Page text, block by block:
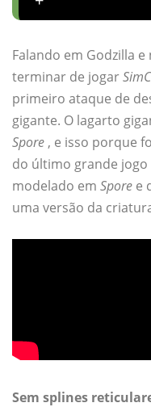
Falando em Godzilla
terminar de jogar
primeiro ataque de
gigante. O lagarto
Spore , e isso porque
do último grande
modelado em Spore e
uma versão da
Sem splines